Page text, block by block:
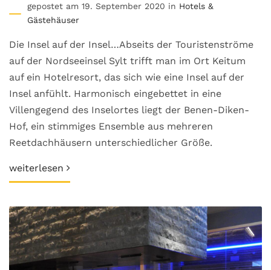
gepostet am 19. September 2020 in Hotels &
Gästehäuser
Die Insel auf der Insel…Abseits der Touristenströme
auf der Nordseeinsel Sylt trifft man im Ort Keitum
auf ein Hotelresort, das sich wie eine Insel auf der
Insel anfühlt. Harmonisch eingebettet in eine
Villengegend des Inselortes liegt der Benen-Diken-
Hof, ein stimmiges Ensemble aus mehreren
Reetdachhäusern unterschiedlicher Größe.
weiterlesen